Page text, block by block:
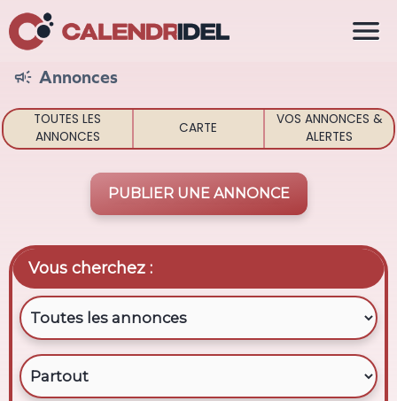
 Annonces
TOUTES LES
ANNONCES
CARTE
VOS ANNONCES &
ALERTES
PUBLIER UNE ANNONCE
Vous cherchez :
